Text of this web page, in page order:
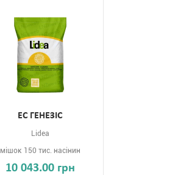
ЕС ГЕНЕЗІС
Lidea
мішок 150 тис. насінин
10 043.00 грн